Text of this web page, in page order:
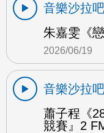
音樂沙拉吧
朱嘉雯《
2026/06/19
音樂沙拉吧
蕭子程《
競賽』2